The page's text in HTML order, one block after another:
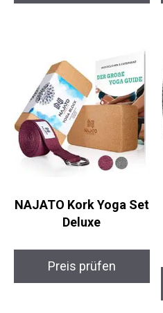
Yogamatte
NAJATO Kork Yoga
Set Deluxe